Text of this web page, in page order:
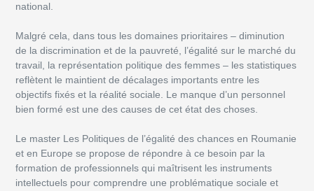
national.
Malgré cela, dans tous les domaines prioritaires – diminution
de la discrimination et de la pauvreté, l’égalité sur le marché du
travail, la représentation politique des femmes – les statistiques
reflètent le maintient de décalages importants entre les
objectifs fixés et la réalité sociale. Le manque d’un personnel
bien formé est une des causes de cet état des choses.
Le master Les Politiques de l’égalité des chances en Roumanie
et en Europe se propose de répondre à ce besoin par la
formation de professionnels qui maîtrisent les instruments
intellectuels pour comprendre une problématique sociale et